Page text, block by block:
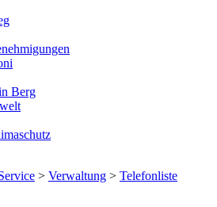
Berg
> Verwaltung > Telefonliste